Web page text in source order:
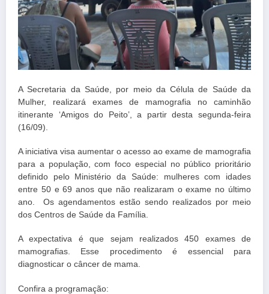
A Secretaria da Saúde, por meio da Célula de Saúde da
Mulher, realizará exames de mamografia no caminhão
itinerante ‘Amigos do Peito’, a partir desta segunda-feira
(16/09).
A iniciativa visa aumentar o acesso ao exame de mamografia
para a população, com foco especial no público prioritário
definido pelo Ministério da Saúde: mulheres com idades
entre 50 e 69 anos que não realizaram o exame no último
ano. Os agendamentos estão sendo realizados por meio
dos Centros de Saúde da Família.
A expectativa é que sejam realizados 450 exames de
mamografias. Esse procedimento é essencial para
diagnosticar o câncer de mama.
Confira a programação: